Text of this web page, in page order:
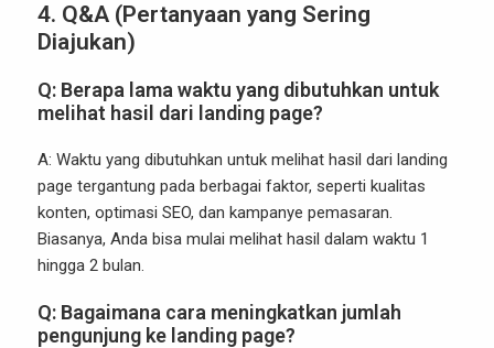
4. Q&A (Pertanyaan yang Sering
Diajukan)
Q: Berapa lama waktu yang dibutuhkan untuk
melihat hasil dari landing page?
A: Waktu yang dibutuhkan untuk melihat hasil dari landing
page tergantung pada berbagai faktor, seperti kualitas
konten, optimasi SEO, dan kampanye pemasaran.
Biasanya, Anda bisa mulai melihat hasil dalam waktu 1
hingga 2 bulan.
Q: Bagaimana cara meningkatkan jumlah
pengunjung ke landing page?